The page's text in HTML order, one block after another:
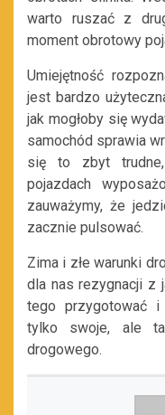
warto ruszać z
moment obrotowy
Umiejętność
jest bardzo
jak mogłoby się
samochód sprawia
się to zbyt
pojazdach
zauważymy, że
zacznie pulsować.
Zima i złe warunki
dla nas rezygnacji z
tego przygotować
tylko swoje, ale
drogowego.